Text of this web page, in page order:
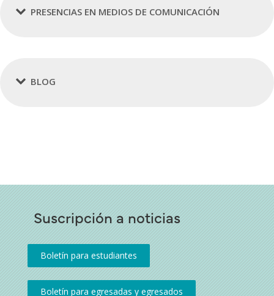
PRESENCIAS EN MEDIOS DE COMUNICACIÓN
BLOG
Suscripción a noticias